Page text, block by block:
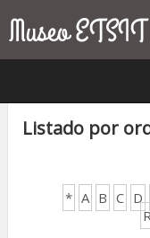
Listado por
* A B C D